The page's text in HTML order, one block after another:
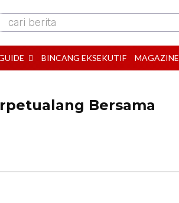
cari berita
BINCANG EKSEKUTIF MAGAZINE
Bersama